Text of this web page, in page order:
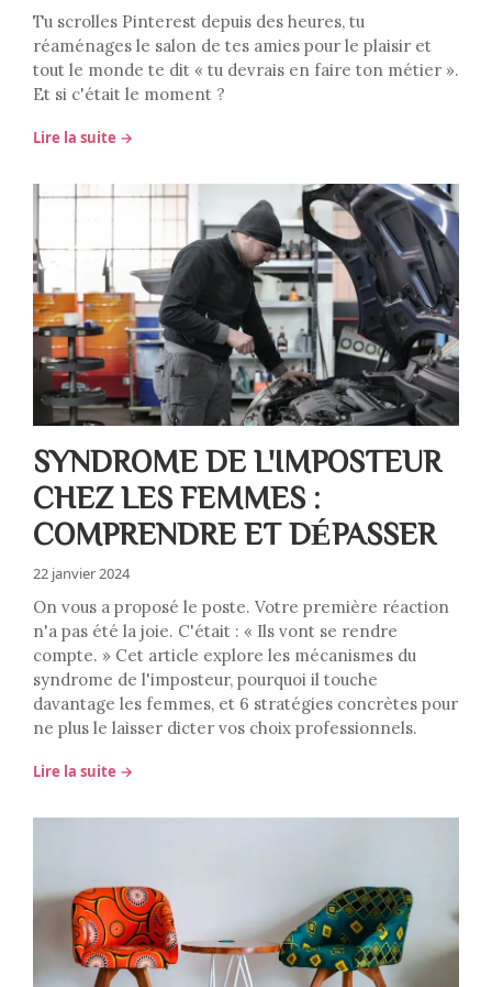
Tu scrolles Pinterest depuis des heures, tu
réaménages le salon de tes amies pour le plaisir et
tout le monde te dit « tu devrais en faire ton métier ».
Et si c'était le moment ?
Lire la suite →
SYNDROME DE L'IMPOSTEUR
CHEZ LES FEMMES :
COMPRENDRE ET DÉPASSER
22 janvier 2024
On vous a proposé le poste. Votre première réaction
n'a pas été la joie. C'était : « Ils vont se rendre
compte. » Cet article explore les mécanismes du
syndrome de l'imposteur, pourquoi il touche
davantage les femmes, et 6 stratégies concrètes pour
ne plus le laisser dicter vos choix professionnels.
Lire la suite →